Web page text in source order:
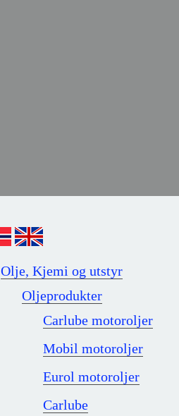
Olje, Kjemi og utstyr
Oljeprodukter
Carlube motoroljer
Mobil motoroljer
Eurol motoroljer
Carlube